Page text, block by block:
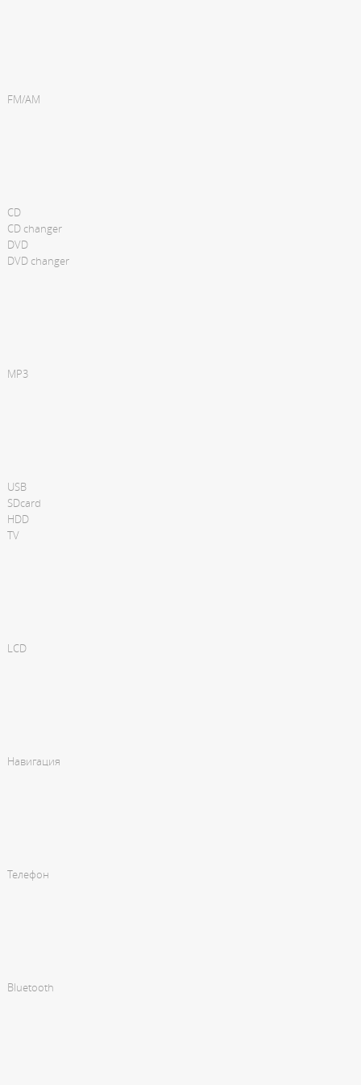
FM/AM
CD
CD changer
DVD
DVD changer
MP3
USB
SDcard
HDD
TV
LCD
Навигация
Телефон
Bluetooth